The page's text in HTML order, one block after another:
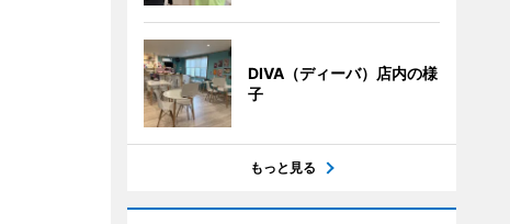
DIVA（ディーバ）店内の様
子
もっと見る